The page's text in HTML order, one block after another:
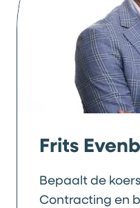
Frits
Bepaalt de
Contracting en